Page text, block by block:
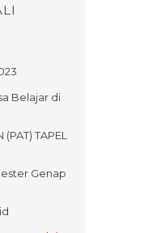
Belajar di
TAPEL
Genap